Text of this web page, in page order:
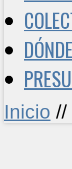
Inicio //